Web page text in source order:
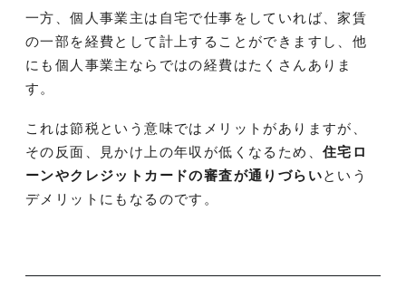
一方、個人事業主は自宅で仕事をしていれば、家賃
の一部を経費として計上することができますし、他
にも個人事業主ならではの経費はたくさんありま
す。
これは節税という意味ではメリットがありますが、
その反面、見かけ上の年収が低くなるため、 住宅ロ
ーンやクレジットカードの審査が通りづらいという
デメリットにもなるのです。